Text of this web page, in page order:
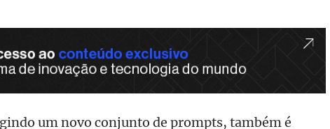
um novo conjunto de prompts, também é